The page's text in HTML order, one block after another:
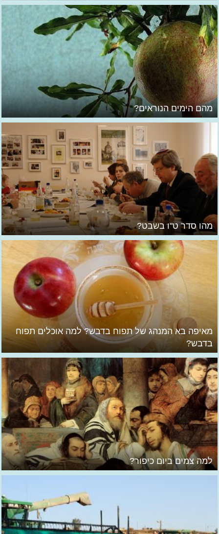
מהם הימים הנוראים?
מהו סדר ט"ו בשבט?
מאיפה בא המנהג של תפוח בדבש? למה אוכלים תפוח
בדבש?
למה צמים ביום כיפור?